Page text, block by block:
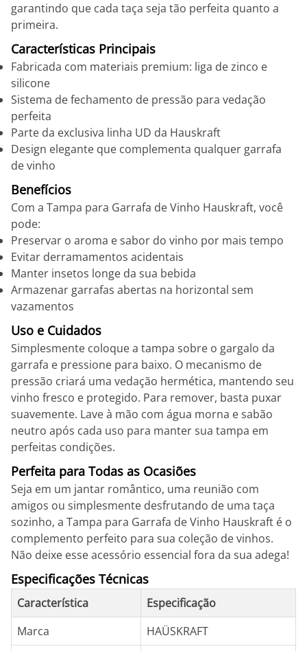
garantindo que cada taça seja tão perfeita quanto a
primeira.
Características Principais
Fabricada com materiais premium: liga de zinco e
silicone
Sistema de fechamento de pressão para vedação
perfeita
Parte da exclusiva linha UD da Hauskraft
Design elegante que complementa qualquer garrafa
de vinho
Benefícios
Com a Tampa para Garrafa de Vinho Hauskraft, você
pode:
Preservar o aroma e sabor do vinho por mais tempo
Evitar derramamentos acidentais
Manter insetos longe da sua bebida
Armazenar garrafas abertas na horizontal sem
vazamentos
Uso e Cuidados
Simplesmente coloque a tampa sobre o gargalo da
garrafa e pressione para baixo. O mecanismo de
pressão criará uma vedação hermética, mantendo seu
vinho fresco e protegido. Para remover, basta puxar
suavemente. Lave à mão com água morna e sabão
neutro após cada uso para manter sua tampa em
perfeitas condições.
Perfeita para Todas as Ocasiões
Seja em um jantar romântico, uma reunião com
amigos ou simplesmente desfrutando de uma taça
sozinho, a Tampa para Garrafa de Vinho Hauskraft é o
complemento perfeito para sua coleção de vinhos.
Não deixe esse acessório essencial fora da sua adega!
Especificações Técnicas
Característica
Especificação
Marca
HAÜSKRAFT